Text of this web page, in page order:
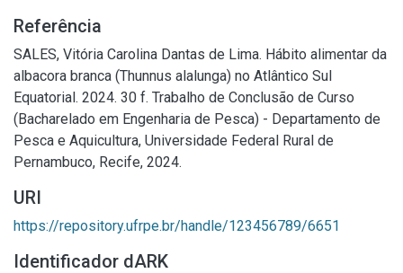
Referência
SALES, Vitória Carolina Dantas de Lima. Hábito alimentar da
albacora branca (Thunnus alalunga) no Atlântico Sul
Equatorial. 2024. 30 f. Trabalho de Conclusão de Curso
(Bacharelado em Engenharia de Pesca) - Departamento de
Pesca e Aquicultura, Universidade Federal Rural de
Pernambuco, Recife, 2024.
URI
https://repository.ufrpe.br/handle/123456789/6651
Identificador dARK